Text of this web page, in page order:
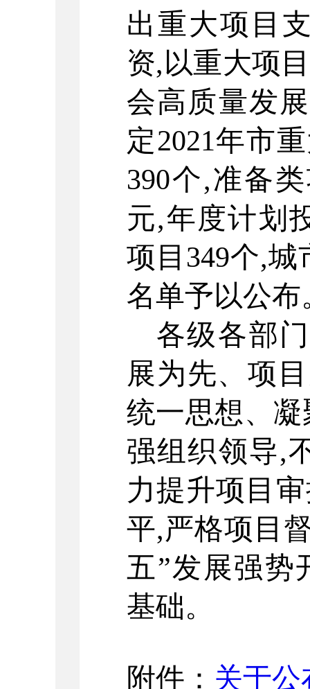
出重大项目
资,以重大项
会高质量发展
定2021年市
390个,准备
元,年度计划
项目 349个,城
名单予以公布
各级各部
展为先、项
统一思想、 凝
强组织领导,
力提升项目
平,严格项目
五”发展强势
基础。
附件： 关于公